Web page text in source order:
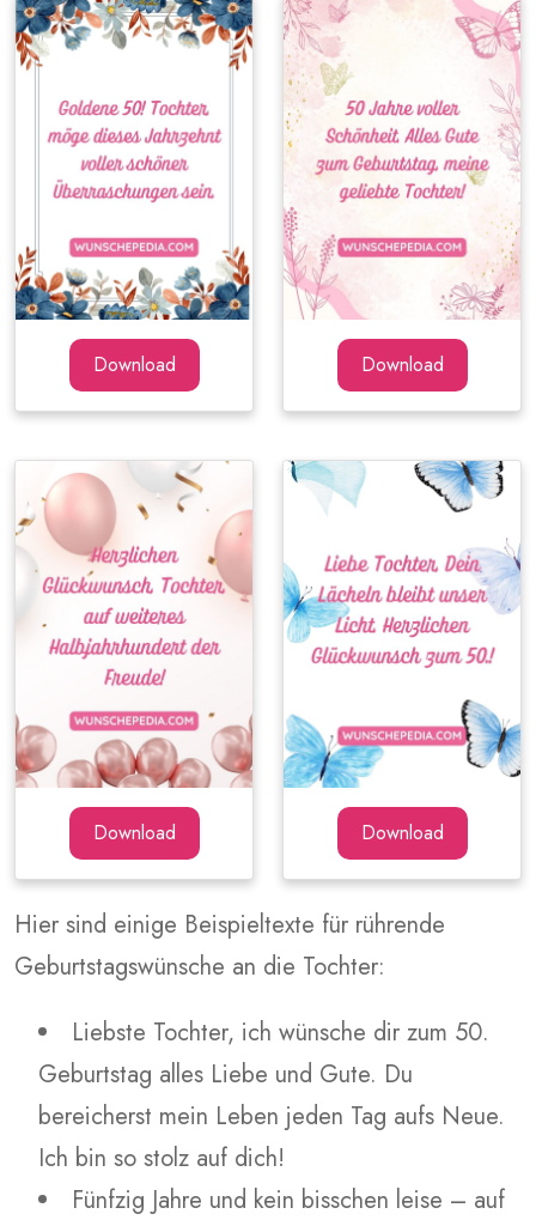
Download Download
Download Download
Hier sind einige Beispieltexte für rührende
Geburtstagswünsche an die Tochter:
Liebste Tochter, ich wünsche dir zum 50.
Geburtstag alles Liebe und Gute. Du
bereicherst mein Leben jeden Tag aufs Neue.
Ich bin so stolz auf dich!
Fünfzig Jahre und kein bisschen leise – auf